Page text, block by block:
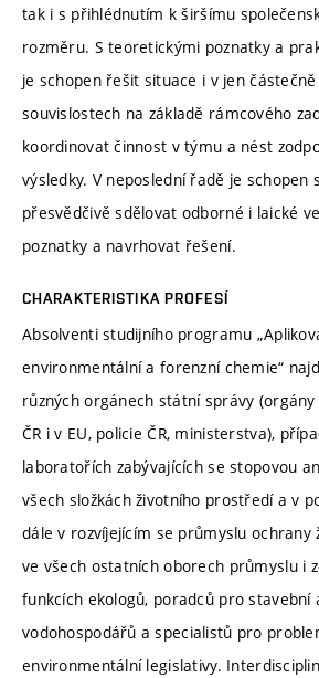
tak i s přihlédnutím k širšímu
rozměru. S teoretickými poznatky a
je schopen řešit situace i v jen
souvislostech na základě rámcového
koordinovat činnost v týmu a nést
výsledky. V neposlední řadě je schopen
přesvědčivě sdělovat odborné i laické
poznatky a navrhovat řešení.
CHARAKTERISTIKA PROFESÍ
Absolventi studijního programu
environmentální a forenzní chemie“
různých orgánech státní správy
ČR i v EU, policie ČR, ministerstva),
laboratořích zabývajících se stopovou
všech složkách životního prostředí a v
dále v rozvíjejícím se průmyslu ochrany
ve všech ostatních oborech průmyslu i
funkcích ekologů, poradců pro stavební
vodohospodářů a specialistů pro
environmentální legislativy.